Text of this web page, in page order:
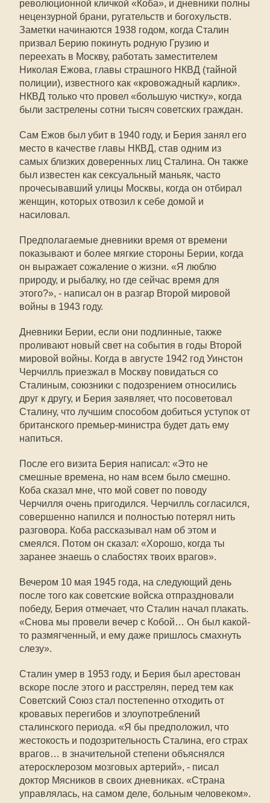
революционной кличкой «Коба», и дневники полны
нецензурной брани, ругательств и богохульств.
Заметки начинаются 1938 годом, когда Сталин
призвал Берию покинуть родную Грузию и
переехать в Москву, работать заместителем
Николая Ежова, главы страшного НКВД (тайной
полиции), известного как «кровожадный карлик».
НКВД только что провел «большую чистку», когда
были застрелены сотни тысяч советских граждан.
Сам Ежов был убит в 1940 году, и Берия занял его
место в качестве главы НКВД, став одним из
самых близких доверенных лиц Сталина. Он также
был известен как сексуальный маньяк, часто
прочесывавший улицы Москвы, когда он отбирал
женщин, которых отвозил к себе домой и
насиловал.
Предполагаемые дневники время от времени
показывают и более мягкие стороны Берии, когда
он выражает сожаление о жизни. «Я люблю
природу, и рыбалку, но где сейчас время для
этого?», - написал он в разгар Второй мировой
войны в 1943 году.
Дневники Берии, если они подлинные, также
проливают новый свет на события в годы Второй
мировой войны. Когда в августе 1942 год Уинстон
Черчилль приезжал в Москву повидаться со
Сталиным, союзники с подозрением относились
друг к другу, и Берия заявляет, что посоветовал
Сталину, что лучшим способом добиться уступок от
британского премьер-министра будет дать ему
напиться.
После его визита Берия написал: «Это не
смешные времена, но нам всем было смешно.
Коба сказал мне, что мой совет по поводу
Черчилля очень пригодился. Черчилль согласился,
совершенно напился и полностью потерял нить
разговора. Коба рассказывал нам об этом и
смеялся. Потом он сказал: «Хорошо, когда ты
заранее знаешь о слабостях твоих врагов».
Вечером 10 мая 1945 года, на следующий день
после того как советские войска отпраздновали
победу, Берия отмечает, что Сталин начал плакать.
«Снова мы провели вечер с Кобой… Он был какой-
то размягченный, и ему даже пришлось смахнуть
слезу».
Сталин умер в 1953 году, и Берия был арестован
вскоре после этого и расстрелян, перед тем как
Советский Союз стал постепенно отходить от
кровавых перегибов и злоупотреблений
сталинского периода. «Я бы предположил, что
жестокость и подозрительность Сталина, его страх
врагов… в значительной степени объяснялся
атеросклерозом мозговых артерий», - писал
доктор Мясников в своих дневниках. «Страна
управлялась, на самом деле, больным человеком».